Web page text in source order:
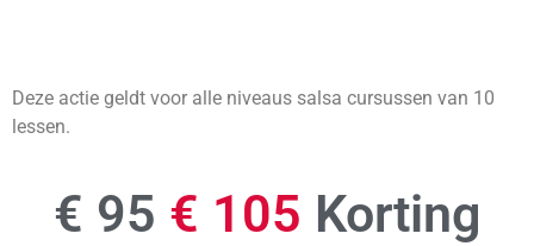
Deze actie geldt voor alle niveaus salsa cursussen van 10
lessen.
€ 95 € 105 Korting